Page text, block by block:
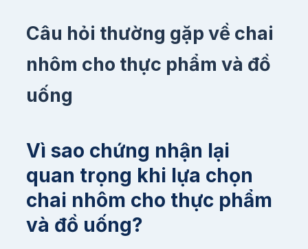
Câu hỏi thường gặp về chai
nhôm cho thực phẩm và đồ
uống
Vì sao chứng nhận lại
quan trọng khi lựa chọn
chai nhôm cho thực phẩm
và đồ uống?